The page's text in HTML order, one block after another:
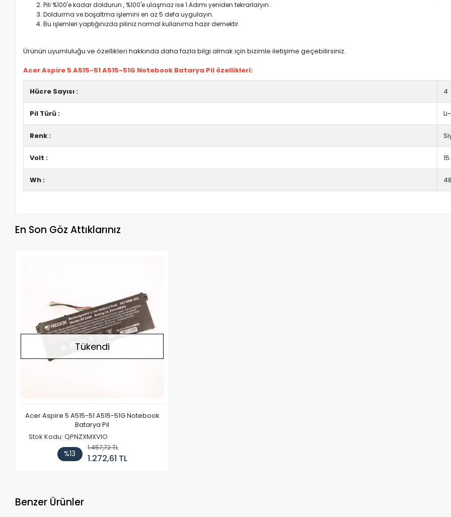
Pili %100'e kadar doldurun , %100'e ulaşmaz ise 1.Adımı yeniden tekrarlaryın .
Doldurma ve boşaltma işlemini en az 5 defa uygulayın.
Bu işlemleri yaptığınızda piliniz normal kullanıma hazır demektir.
Ürünün uyumluluğu ve özellikleri hakkında daha fazla bilgi almak için bizimle iletişime geçebilirsiniz.
Acer Aspire 5 A515-51 A515-51G Notebook Batarya Pil özellikleri:
Hücre Sayısı : 4
Pil Türü :
Renk :
Volt :
Wh :
En Son Göz Attıklarınız
Tükendi
Acer Aspire 5 A515-51 A515-51G Notebook
Batarya Pil
Stok Kodu: QPNZXMXVIO
%13
1.457,72 TL
1.272,61 TL
Benzer Ürünler